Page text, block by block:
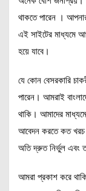
থাকতে পারেন ।
এই সাইটের মাধ্যমে
হয়ে যাবে।
যে কোন বেসরকারি
পারেন। আমরাই
থাকি। আমাদের
আবেদন করতে কত খরচ
অতি দ্রুত নির্ভুল এবং
আমরা প্রকাশ করে